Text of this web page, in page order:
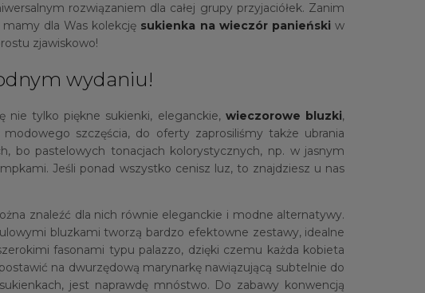
rozwiązaniem dla całej grupy przyjaciółek. Zanim
dla Was kolekcję sukienka na wieczór panieńskiw
zjawiskowo!
wydaniu!
nie tylko piękne sukienki, eleganckie, wieczorowe bluzki,
szczęścia, do oferty zaprosiliśmy także ubrania
bo pastelowych tonacjach kolorystycznych, np. w jasnym
Jeśli ponad wszystko cenisz luz, to znajdziesz u nas
znaleźć dla nich równie eleganckie i modne alternatywy.
bluzkami tworzą bardzo efektowne zestawy, idealne
fasonami typu palazzo, dzięki czemu każda kobieta
na dwurzędową marynarkę nawiązującą subtelnie do
jest naprawdę mnóstwo. Do zabawy konwencją